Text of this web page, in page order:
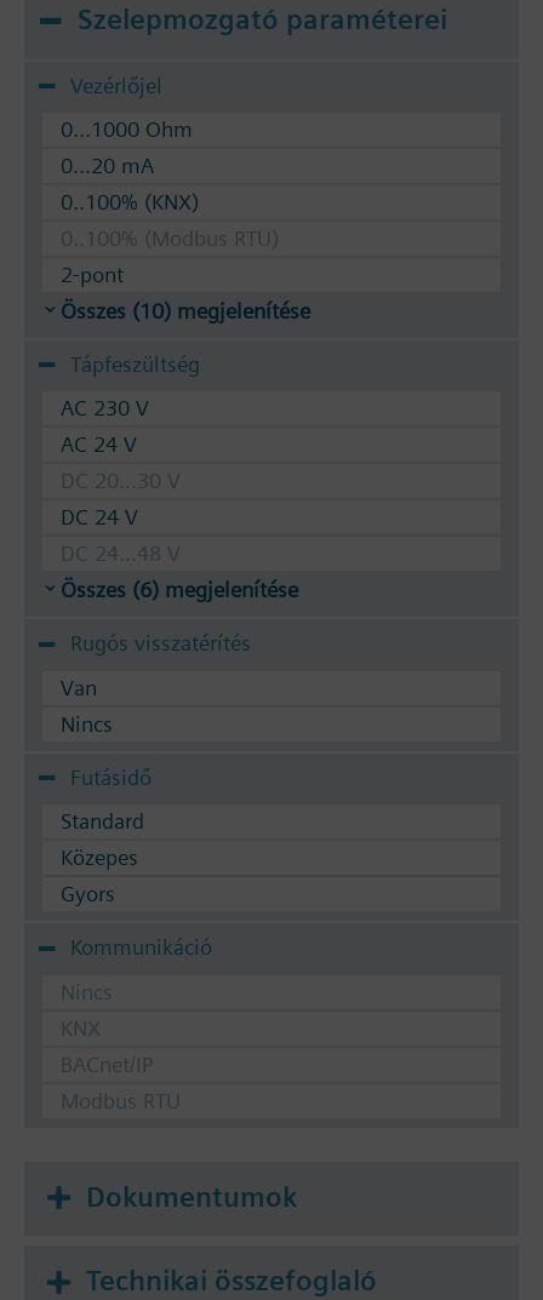
Szelepmozgató paraméterei
Vezérlőjel
0...1000 Ohm
0...20 mA
0..100% (KNX)
0..100% (Modbus RTU)
2-pont
Összes (10) megjelenítése
Tápfeszültség
AC 230 V
AC 24 V
DC 20...30 V
DC 24 V
DC 24...48 V
Összes (6) megjelenítése
Rugós visszatérítés
Van
Nincs
Futásidő
Standard
Közepes
Gyors
Kommunikáció
Nincs
KNX
BACnet/IP
Modbus RTU
Dokumentumok
Technikai összefoglaló